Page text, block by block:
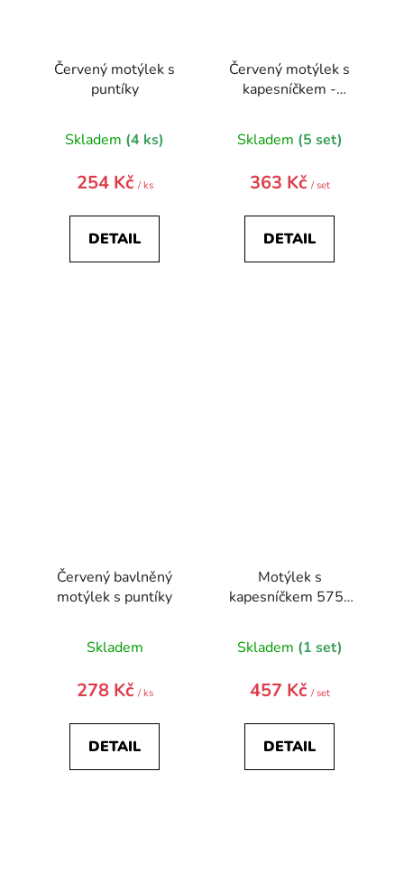
Červený motýlek s
puntíky
Skladem (4 ks)
254 Kč / ks
DETAIL
Červený motýlek s
kapesníčkem -
Skladem (5 set)
363 Kč / set
DETAIL
Červený bavlněný
motýlek s puntíky
Skladem
278 Kč / ks
DETAIL
Motýlek s
kapesníčkem 575-
Skladem (1 set)
457 Kč / set
DETAIL